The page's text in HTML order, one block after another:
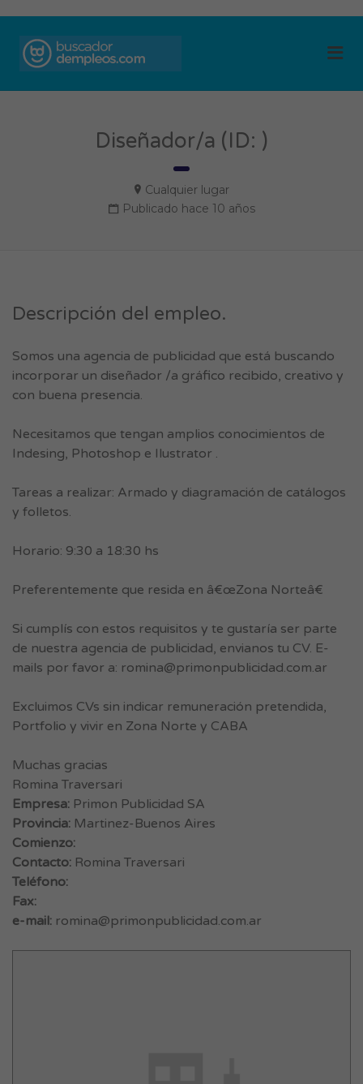
Diseñador/a (ID: )
Cualquier lugar
Publicado hace 10 años
Descripción del empleo.
Somos una agencia de publicidad que está buscando
incorporar un diseñador /a gráfico recibido, creativo y
con buena presencia.
Necesitamos que tengan amplios conocimientos de
Indesing, Photoshop e Ilustrator .
Tareas a realizar: Armado y diagramación de catálogos
y folletos.
Horario: 9:30 a 18:30 hs
Preferentemente que resida en â€œZona Norteâ€
Si cumplís con estos requisitos y te gustaría ser parte
de nuestra agencia de publicidad, envianos tu CV. E-
mails por favor a: romina@primonpublicidad.com.ar
Excluimos CVs sin indicar remuneración pretendida,
Portfolio y vivir en Zona Norte y CABA
Muchas gracias
Romina Traversari
Empresa: Primon Publicidad SA
Provincia: Martinez-Buenos Aires
Comienzo:
Contacto: Romina Traversari
Teléfono:
Fax:
e-mail: romina@primonpublicidad.com.ar